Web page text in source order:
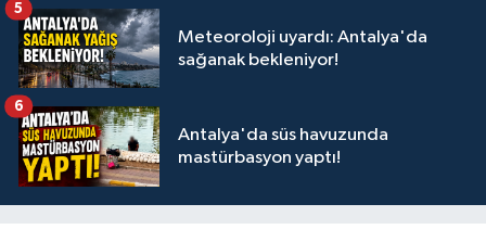
Meteoroloji uyardı: Antalya'da
sağanak bekleniyor!
5
Antalya'da süs havuzunda
mastürbasyon yaptı!
6